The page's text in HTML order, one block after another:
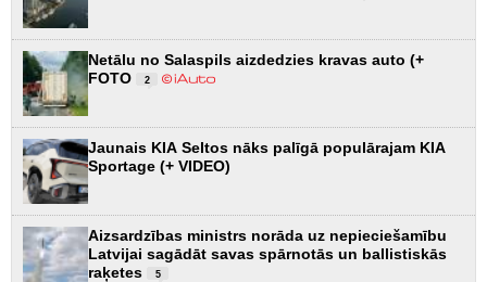
Netālu no Salaspils aizdedzies kravas auto (+
FOTO
2
Jaunais KIA Seltos nāks palīgā populārajam KIA
Sportage (+ VIDEO)
Aizsardzības ministrs norāda uz nepieciešamību
Latvijai sagādāt savas spārnotās un ballistiskās
raķetes
5